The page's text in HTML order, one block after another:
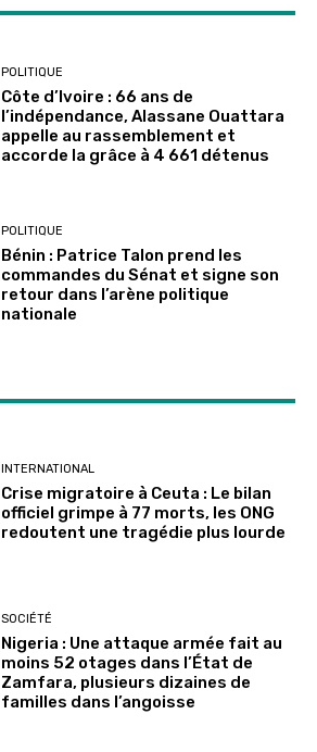
POLITIQUE
Côte d’Ivoire : 66 ans de
l’indépendance, Alassane Ouattara
appelle au rassemblement et
accorde la grâce à 4 661 détenus
POLITIQUE
Bénin : Patrice Talon prend les
commandes du Sénat et signe son
retour dans l’arène politique
nationale
INTERNATIONAL
Crise migratoire à Ceuta : Le bilan
officiel grimpe à 77 morts, les ONG
redoutent une tragédie plus lourde
SOCIÉTÉ
Nigeria : Une attaque armée fait au
moins 52 otages dans l’État de
Zamfara, plusieurs dizaines de
familles dans l’angoisse